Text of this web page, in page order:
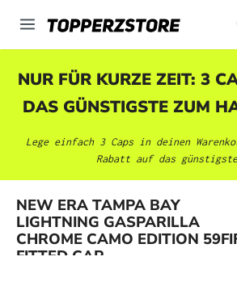
springen
NUR FÜR KURZE ZEIT: 3
DAS GÜNSTIGSTE ZUM
Lege einfach 3 Caps in deinen
Rabatt auf das
NEW ERA TAMPA BAY
LIGHTNING GASPARILLA
CHROME CAMO EDITION
FITTED CAP
Bildergalerie überspringen